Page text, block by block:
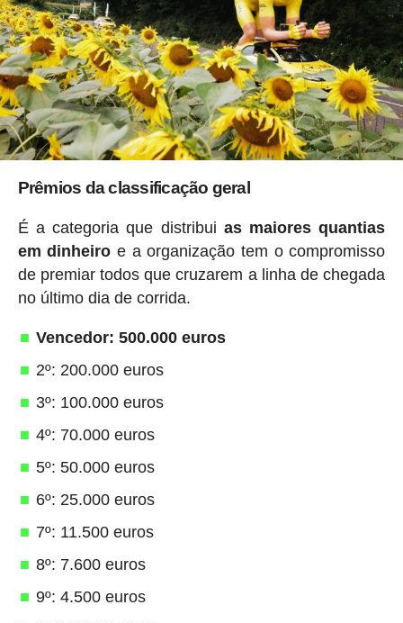
Prêmios da classificação geral
É a categoria que distribui as maiores quantias
em dinheiro e a organização tem o compromisso
de premiar todos que cruzarem a linha de chegada
no último dia de corrida.
Vencedor: 500.000 euros
2º: 200.000 euros
3º: 100.000 euros
4º: 70.000 euros
5º: 50.000 euros
6º: 25.000 euros
7º: 11.500 euros
8º: 7.600 euros
9º: 4.500 euros